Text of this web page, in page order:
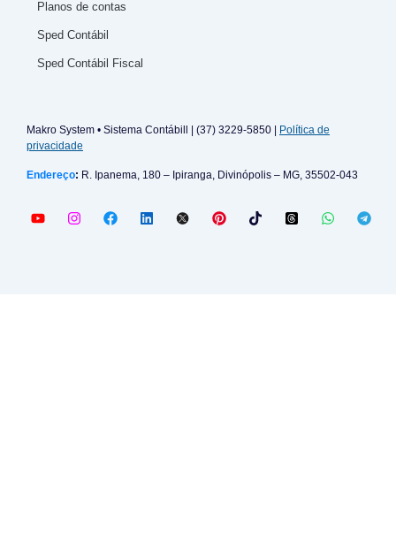
Planos de contas
Sped Contábil
Sped Contábil Fiscal
Makro System • Sistema Contábill | (37) 3229-5850 |
Política de
privacidade
Endereço: R. Ipanema, 180 – Ipiranga, Divinópolis – MG, 35502-043